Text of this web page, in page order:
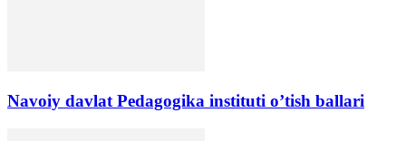
Navoiy davlat Pedagogika instituti o’tish ballari